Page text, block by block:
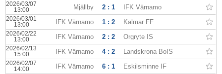
2026/03/07
13:00
Mjällby 2 : 1 IFK Värnamo
2026/03/01
13:00
IFK Värnamo 1 : 2 Kalmar FF
2026/02/22
13:00
IFK Värnamo 2 : 2 Örgryte IS
2026/02/13
15:00
IFK Värnamo 4 : 2 Landskrona BoIS
2026/02/07
14:00
IFK Värnamo 6 : 1 Eskilsminne IF